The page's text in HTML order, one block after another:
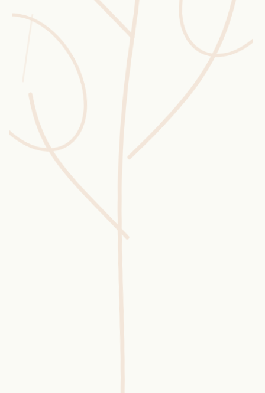
Challenges
Wusstest du?
Sammlungen
Selber machen
Glossar